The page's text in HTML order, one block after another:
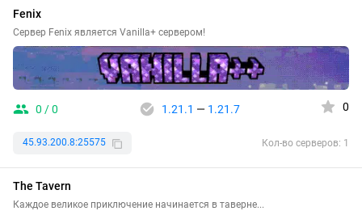
Fenix
Сервер Fenix является Vanilla+ сервером!
0 / 0 1.21.1 — 1.21.7 0
45.93.200.8:25575 Кол-во серверов: 1
The Tavern
Каждое великое приключение начинается в таверне...